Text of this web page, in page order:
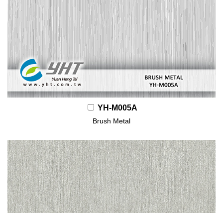
YH-M005A
Brush Metal